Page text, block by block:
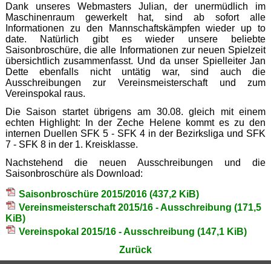
Dank unseres Webmasters Julian, der unermüdlich im
Maschinenraum gewerkelt hat, sind ab sofort alle
Informationen zu den Mannschaftskämpfen wieder up to
date. Natürlich gibt es wieder unsere beliebte
Saisonbroschüre, die alle Informationen zur neuen Spielzeit
übersichtlich zusammenfasst. Und da unser Spielleiter Jan
Dette ebenfalls nicht untätig war, sind auch die
Ausschreibungen zur Vereinsmeisterschaft und zum
Vereinspokal raus.
Die Saison startet übrigens am 30.08. gleich mit einem
echten Highlight: In der Zeche Helene kommt es zu den
internen Duellen SFK 5 - SFK 4 in der Bezirksliga und SFK
7 - SFK 8 in der 1. Kreisklasse.
Nachstehend die neuen Ausschreibungen und die
Saisonbroschüre als Download:
Saisonbroschüre 2015/2016 (437,2 KiB)
Vereinsmeisterschaft 2015/16 - Ausschreibung (171,5
KiB)
Vereinspokal 2015/16 - Ausschreibung (147,1 KiB)
Zurück